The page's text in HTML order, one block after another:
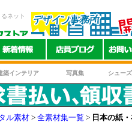
ネット
築インテリア 写真集 シュー
ル素材 > 全素材集一覧 > 日本の紙